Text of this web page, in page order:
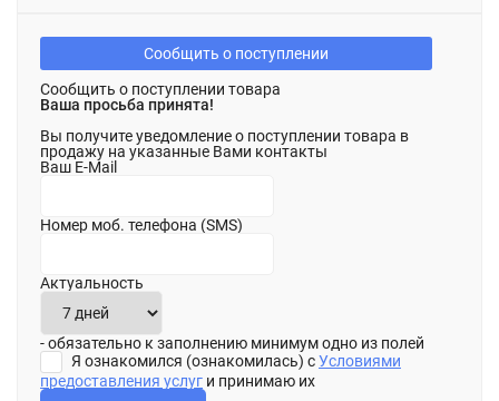
Сообщить о поступлении
Сообщить о поступлении товара
Ваша просьба принята!
Вы получите уведомление о поступлении товара в
продажу на указанные Вами контакты
Ваш E-Mail
Номер моб. телефона (SMS)
Актуальность
- обязательно к заполнению минимум одно из полей
Я ознакомился (ознакомилась) сУсловиями
предоставления услуг и принимаю их